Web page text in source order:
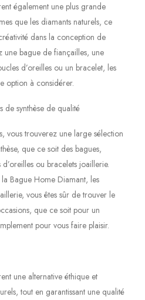
également une plus grande
que les diamants naturels, ce
dans la conception de
bague de fiançailles, une
d’oreilles ou un bracelet, les
option à considérer.
synthèse de qualité
vous trouverez une large sélection
que ce soit des bagues,
ou bracelets joaillerie.
Bague Home Diamant, les
vous êtes sûr de trouver le
que ce soit pour un
pour vous faire plaisir.
une alternative éthique et
tout en garantissant une qualité